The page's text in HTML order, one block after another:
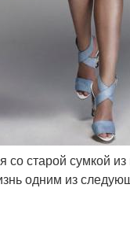
со старой сумкой
одним из